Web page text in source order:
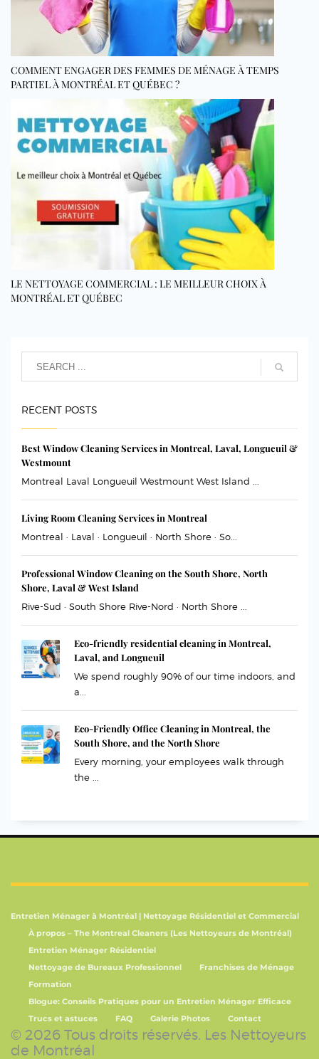
COMMENT ENGAGER DES FEMMES DE MÉNAGE À TEMPS
PARTIEL À MONTRÉAL ET QUÉBEC ?
LE NETTOYAGE COMMERCIAL : LE MEILLEUR CHOIX À
MONTRÉAL ET QUÉBEC
RECENT POSTS
Best Window Cleaning Services in Montreal, Laval, Longueuil &
Westmount
Montreal Laval Longueuil Westmount West Island ...
Living Room Cleaning Services in Montreal
Montreal · Laval · Longueuil · North Shore · So...
Professional Window Cleaning on the South Shore, North
Shore, Laval & West Island
Rive-Sud · South Shore Rive-Nord · North Shore ...
Eco-friendly residential cleaning in Montreal,
Laval, and Longueuil
We spend roughly 90% of our time indoors, and
a...
Eco-Friendly Office Cleaning in Montreal, the
South Shore, and the North Shore
Every morning, your employees walk through
the ...
Entretien Ménager à Montréal | Nettoyage Résidentiel et Commercial
À propos – The Montreal Cleaners (Les Nettoyeurs de Montréal)
Entretien Ménager Résidentiel
Nettoyage de Bureaux Professionnel
Franchises de Ménage
Formation
Blogue: Conseils Pratiques pour un Entretien Ménager Efficace
Trucs et astuces
FAQ Galerie Photos Contact
© 2026 Tous droits réservés. Les Nettoyeurs
de Montréal